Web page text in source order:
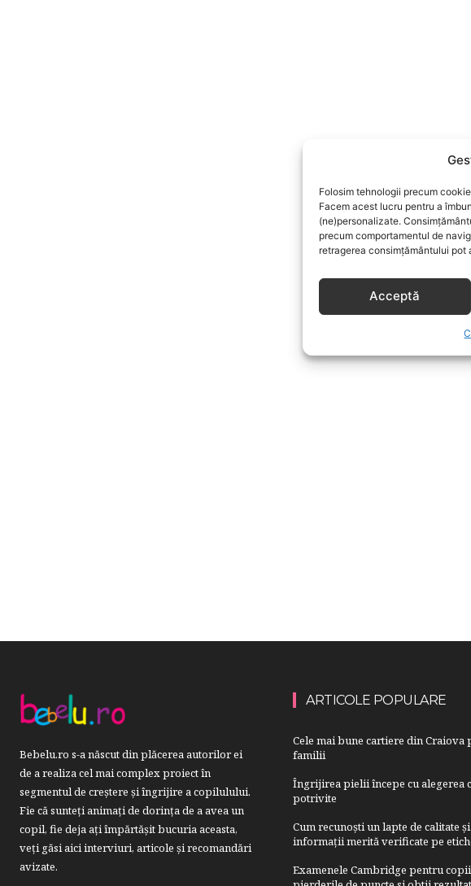
Folosim tehnologii precum
Facem acest lucru pentru a
(ne)personalizate.
precum comportamentul de
retragerea consimțământului
Acceptă
Bebelu.ro s-a născut din plăcerea autorilor ei
de a realiza cel mai complex proiect în
segmentul de creştere şi îngrijire a copilulului.
Fie că sunteţi animaţi de dorinţa de a avea un
copil, fie deja aţi împărtăşit bucuria aceasta,
veți găsi aici interviuri, articole şi recomandări
avizate.
ARTICOLE POPULARE
Cele mai bune cartiere din Craiova
familii
Îngrijirea pielii începe cu alegerea
potrivite
Cum recunoști un lapte de calitate și
informații merită verificate pe
Examenele Cambridge pentru